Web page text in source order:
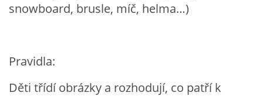
snowboard, brusle, míč, helma…)
Pravidla:
Děti třídí obrázky a rozhodují, co patří k